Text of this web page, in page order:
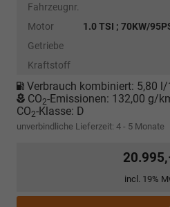
Fahrzeugnr.
Motor
1.0 TSI ; 70KW/
Getriebe
Kraftstoff
Verbrauch kombiniert: 5,80
CO2-Emissionen: 132,00 g/
CO2-Klasse: D
unverbindliche Lieferzeit: 4 - 5 Monate
incl. 19%